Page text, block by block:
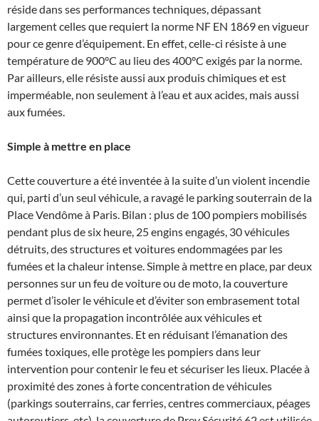
réside dans ses performances techniques, dépassant
largement celles que requiert la norme NF EN 1869 en vigueur
pour ce genre d’équipement. En effet, celle-ci résiste à une
température de 900°C au lieu des 400°C exigés par la norme.
Par ailleurs, elle résiste aussi aux produis chimiques et est
imperméable, non seulement à l’eau et aux acides, mais aussi
aux fumées.
Simple à mettre en place
Cette couverture a été inventée à la suite d’un violent incendie
qui, parti d’un seul véhicule, a ravagé le parking souterrain de la
Place Vendôme à Paris. Bilan : plus de 100 pompiers mobilisés
pendant plus de six heure, 25 engins engagés, 30 véhicules
détruits, des structures et voitures endommagées par les
fumées et la chaleur intense. Simple à mettre en place, par deux
personnes sur un feu de voiture ou de moto, la couverture
permet d’isoler le véhicule et d’éviter son embrasement total
ainsi que la propagation incontrôlée aux véhicules et
structures environnantes. Et en réduisant l’émanation des
fumées toxiques, elle protège les pompiers dans leur
intervention pour contenir le feu et sécuriser les lieux. Placée à
proximité des zones à forte concentration de véhicules
(parkings souterrains, car ferries, centres commerciaux, péages